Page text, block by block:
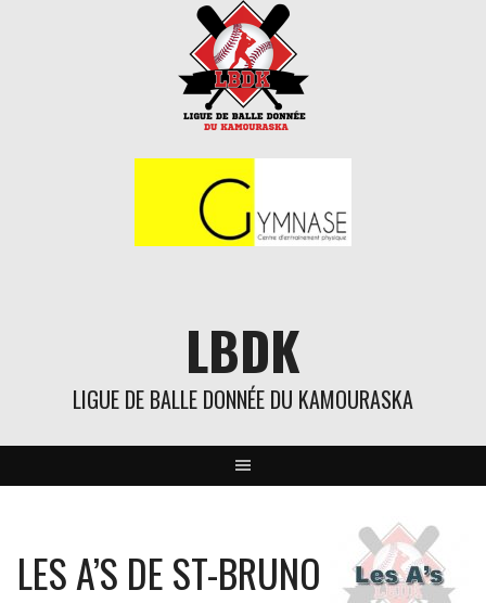
LBDK
LIGUE DE BALLE DONNÉE DU KAMOURASKA
LES A’S DE ST-BRUNO